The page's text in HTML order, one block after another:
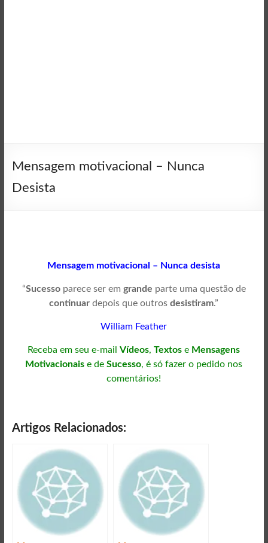
Mensagem motivacional – Nunca
Desista
Mensagem motivacional – Nunca desista
“Sucessoparece ser em grande parte uma questão de
continuar depois que outrosdesistiram.”
William Feather
Receba em seu e-mailVídeos,Textos e Mensagens
Motivacionaise deSucesso, é só fazer o pedido nos
comentários!
Artigos Relacionados: